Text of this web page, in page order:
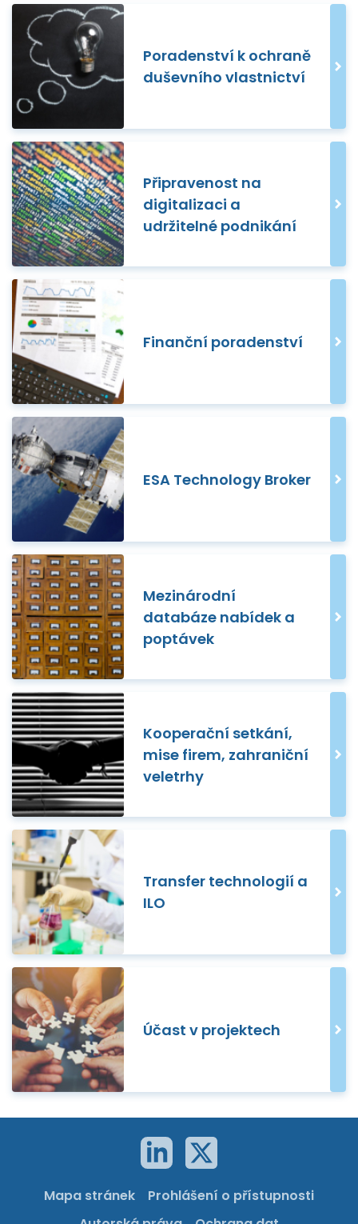
Poradenství k ochraně
duševního vlastnictví
Připravenost na
digitalizaci a
udržitelné podnikání
Finanční poradenství
ESA Technology Broker
Mezinárodní
databáze nabídek a
poptávek
Kooperační setkání,
mise firem, zahraniční
veletrhy
Transfer technologií a
ILO
Účast v projektech
Mapa stránek
Prohlášení o přístupnosti